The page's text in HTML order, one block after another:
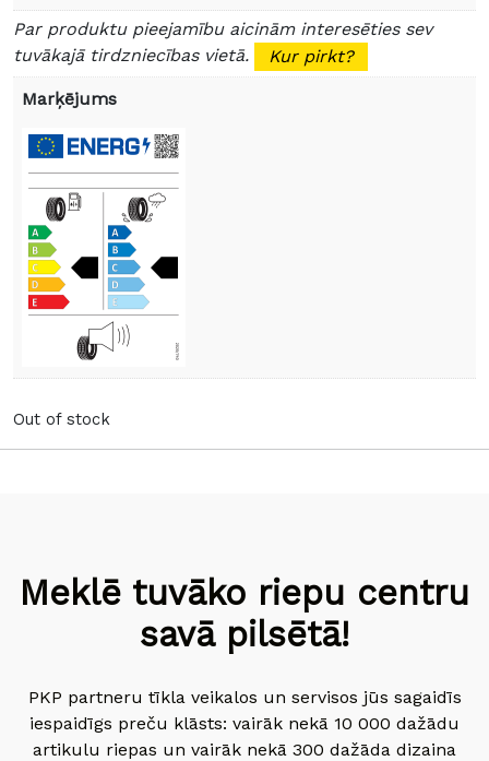
Par produktu pieejamību aicinām interesēties sev
tuvākajā tirdzniecības vietā.
Kur pirkt?
Marķējums
Out of stock
Meklē tuvāko riepu centru
savā pilsētā!
PKP partneru tīkla veikalos un servisos jūs sagaidīs
iespaidīgs preču klāsts: vairāk nekā 10 000 dažādu
artikulu riepas un vairāk nekā 300 dažāda dizaina